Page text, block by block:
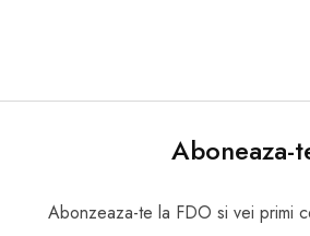
Aboneaza-
Abonzeaza-te la FDO si vei primi